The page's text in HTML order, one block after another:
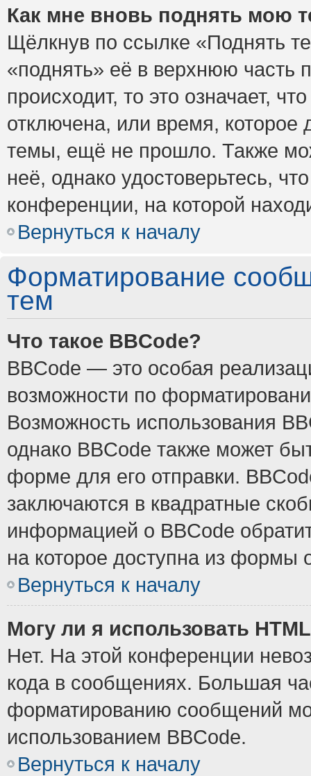
Как мне вновь поднять мою
Щёлкнув по ссылке «Поднять
«поднять» её в верхнюю часть
происходит, то это означает,
отключена, или время, которое
темы, ещё не прошло. Также
неё, однако удостоверьтесь,
конференции, на которой
Вернуться к началу
Форматирование
тем
Что такое BBCode?
BBCode — это особая
возможности по
Возможность использования
однако BBCode также может
форме для его отправки.
заключаются в квадратные
информацией о BBCode
на которое доступна из формы
Вернуться к началу
Могу ли я использовать
Нет. На этой конференции
кода в сообщениях. Большая
форматированию сообщений
использованием BBCode.
Вернуться к началу